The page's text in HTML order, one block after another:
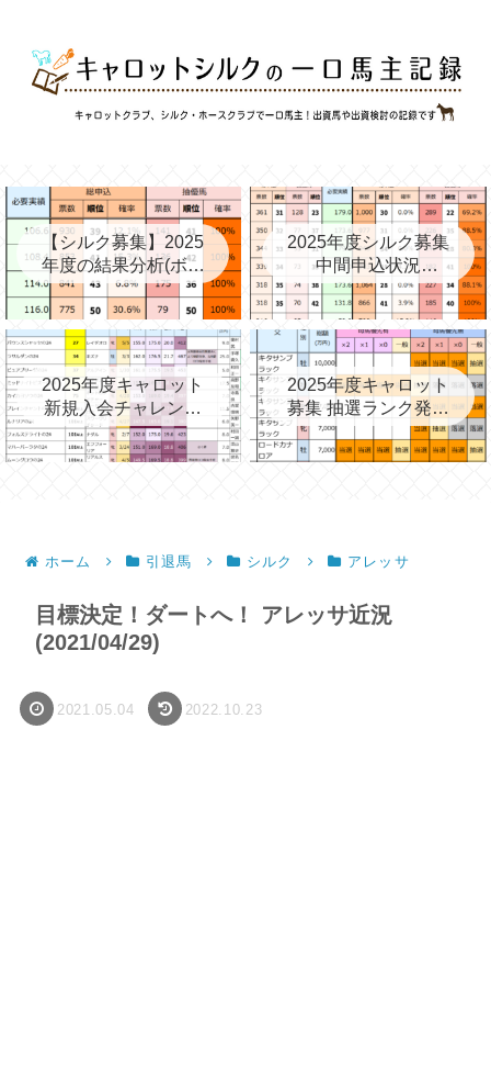
【シルク募集】2025
年度の結果分析(ボー
ダー、確率、昨年度
との比較など)
2025年度シルク募集
中間申込状況
②(08/06)と昨年の中
間③→最終
2025年度キャロット
新規入会チャレンジ
と第2次募集を考える
2025年度キャロット
募集 抽選ランク発表
(09/11)
ホーム 引退馬 シルク アレッサ
目標決定！ダートへ！ アレッサ近況
(2021/04/29)
2021.05.04 2022.10.23